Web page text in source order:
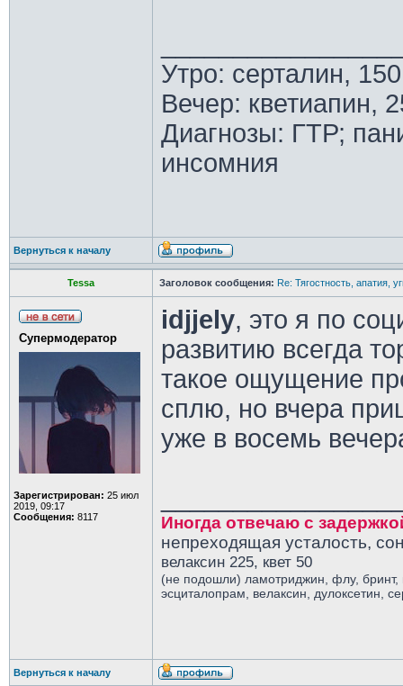
Утро: серталин,
Вечер: кветиапин,
Диагнозы: ГТР;
инсомния
Вернуться к началу
Tessa Заголовок сообщения: Re: Тягостность, апатия,
Супермодератор
Зарегистрирован: 25 июл
2019, 09:17
Сообщения: 8117
idjjely, это я по
развитию всегда
такое ощущение
сплю, но вчера
уже в восемь
Иногда отвечаю с
непреходящая усталость,
велаксин 225, квет 50
(не подошли) ламотриджин, флу,
эсциталопрам, велаксин, дулоксетин,
Вернуться к началу